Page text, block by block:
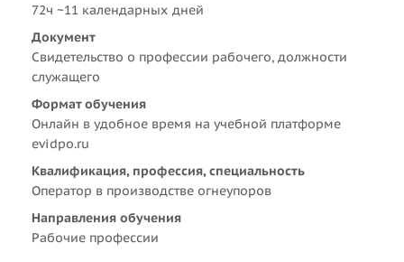
72ч ~11 календарных дней
Документ
Свидетельство о профессии рабочего, должности
служащего
Формат обучения
Онлайн в удобное время на учебной платформе
evidpo.ru
Квалификация, профессия, специальность
Оператор в производстве огнеупоров
Направления обучения
Рабочие профессии